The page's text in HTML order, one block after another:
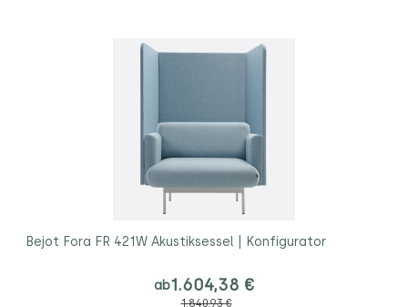
Bejot Fora FR 421W Akustiksessel | Konfigurator
ab1.604,38 €
1.840,93 €